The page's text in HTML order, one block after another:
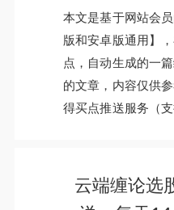
本文是基于网站会
版和安卓版通用】
点，自动生成的一
的文章，内容仅供
得买点推送服务（
云端缠论选